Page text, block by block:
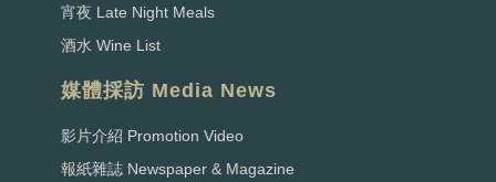
宵夜 Late Night Meals
酒水 Wine List
媒體採訪 Media News
影片介紹 Promotion Video
報紙雜誌 Newspaper & Magazine